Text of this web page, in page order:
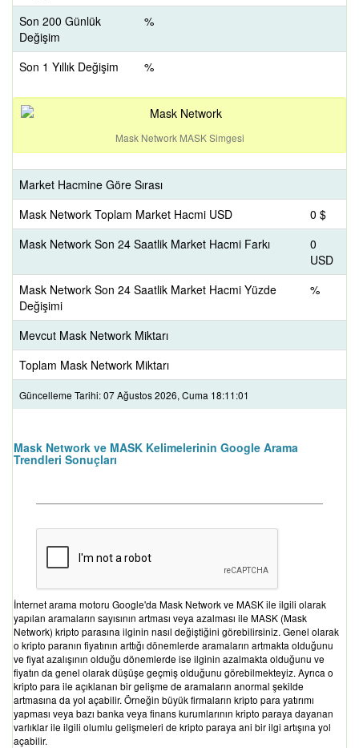
Son 200 Günlük
Değişim
%
Son 1 Yıllık Değişim %
Mask Network MASK Simgesi
Market Hacmine Göre Sırası
Mask Network Toplam Market Hacmi USD
0 $
Mask Network Son 24 Saatlik Market Hacmi Farkı
0
USD
Mask Network Son 24 Saatlik Market Hacmi Yüzde
Değişimi
%
Mevcut Mask Network Miktarı
Toplam Mask Network Miktarı
Güncelleme Tarihi: 07 Ağustos 2026, Cuma 18:11:01
Mask Network ve MASK Kelimelerinin Google Arama
Trendleri Sonuçları
İnternet arama motoru Google'da Mask Network ve MASK ile ilgili olarak
yapılan aramaların sayısının artması veya azalması ile MASK (Mask
Network) kripto parasına ilginin nasıl değiştiğini görebilirsiniz. Genel olarak
o kripto paranın fiyatının arttığı dönemlerde aramaların artmakta olduğunu
ve fiyat azalışının olduğu dönemlerde ise ilginin azalmakta olduğunu ve
fiyatın da genel olarak düşüşe geçmiş olduğunu görebilmekteyiz. Ayrıca o
kripto para ile açıklanan bir gelişme de aramaların anormal şekilde
artmasına da yol açabilir. Örneğin büyük firmaların kripto para yatırımı
yapması veya bazı banka veya finans kurumlarının kripto paraya dayanan
varlıklar ile ilgili olumlu gelişmeleri de kripto paraya ani bir ilgi artışına yol
açabilir.